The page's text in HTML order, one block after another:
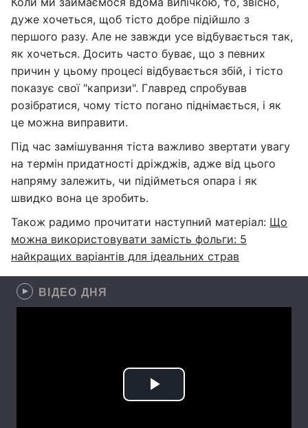
дуже хочеться, щоб тісто добре підійшло з
першого разу. Але не завжди усе відбувається так,
як хочеться. Досить часто буває, що з певних
причин у цьому процесі відбувається збій, і тісто
показує свої "капризи". Главред спробував
розібратися, чому тісто погано піднімається, і як
це можна виправити.
Під час замішування тіста важливо звертати увагу
на термін придатності дріжджів, адже від цього
напряму залежить, чи підійметься опара і як
швидко вона це зробить.
Також радимо прочитати наступний матеріал: Що
можна використовувати замість фольги: 5
найкращих варіантів для ідеальних страв
ВІДЕО ДНЯ